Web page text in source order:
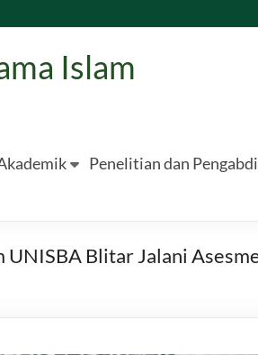
Islam
Penelitian dan
Blitar Jalani